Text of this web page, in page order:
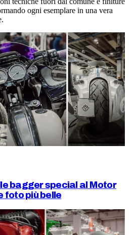
ogni esemplare in una vera
bagger special al Motor
foto più belle